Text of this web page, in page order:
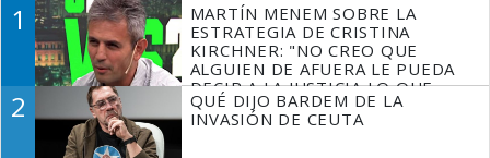
1
MARTÍN MENEM SOBRE LA
ESTRATEGIA DE CRISTINA
KIRCHNER: "NO CREO QUE
ALGUIEN DE AFUERA LE PUEDA
DECIR A LA JUSTICIA LO QUE
TIENE QUE HACER"
2
QUÉ DIJO BARDEM DE LA
INVASIÓN DE CEUTA